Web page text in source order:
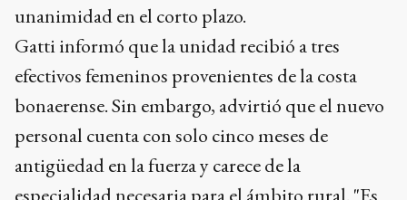
unanimidad en el corto plazo.
Gatti informó que la unidad recibió a tres
efectivos femeninos provenientes de la costa
bonaerense. Sin embargo, advirtió que el nuevo
personal cuenta con solo cinco meses de
antigüedad en la fuerza y carece de la